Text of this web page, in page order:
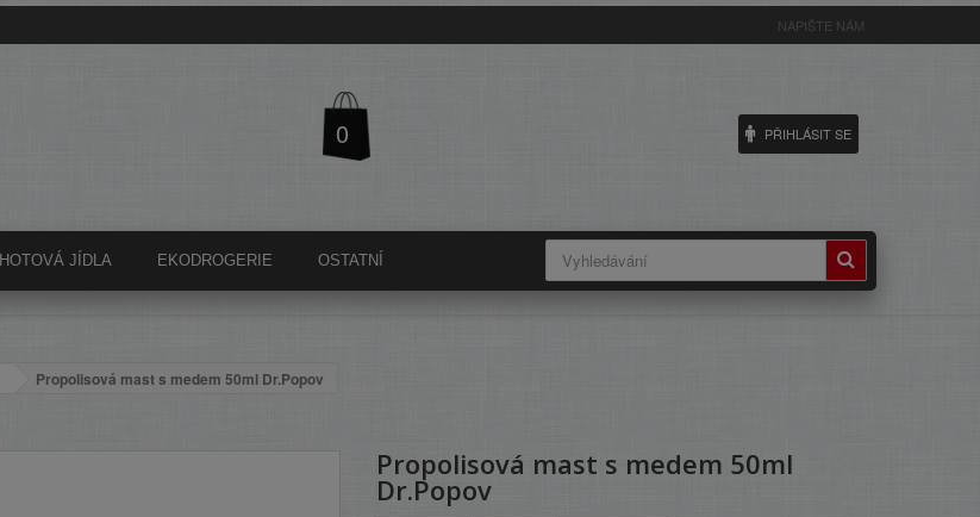
NAPIŠTE NÁM
0 PŘIHLÁSIT SE
HOTOVÁ JÍDLA EKODROGERIE OSTATNÍ
Propolisová mast s medem 50ml Dr.Popov
Propolisová mast s medem 50ml
Dr.Popov